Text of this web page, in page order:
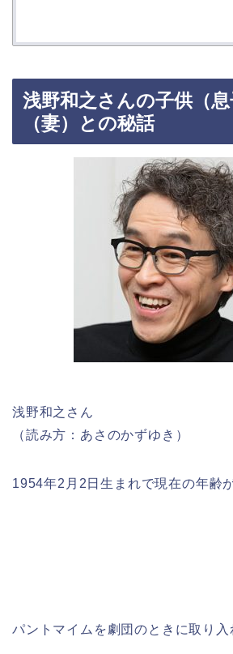
浅野和之さんの子供（
（妻）との秘話
浅野和之さん
（読み方：あさのかずゆき）
1954年2月2日生まれで現在の年齢
パントマイムを劇団のときに取り入